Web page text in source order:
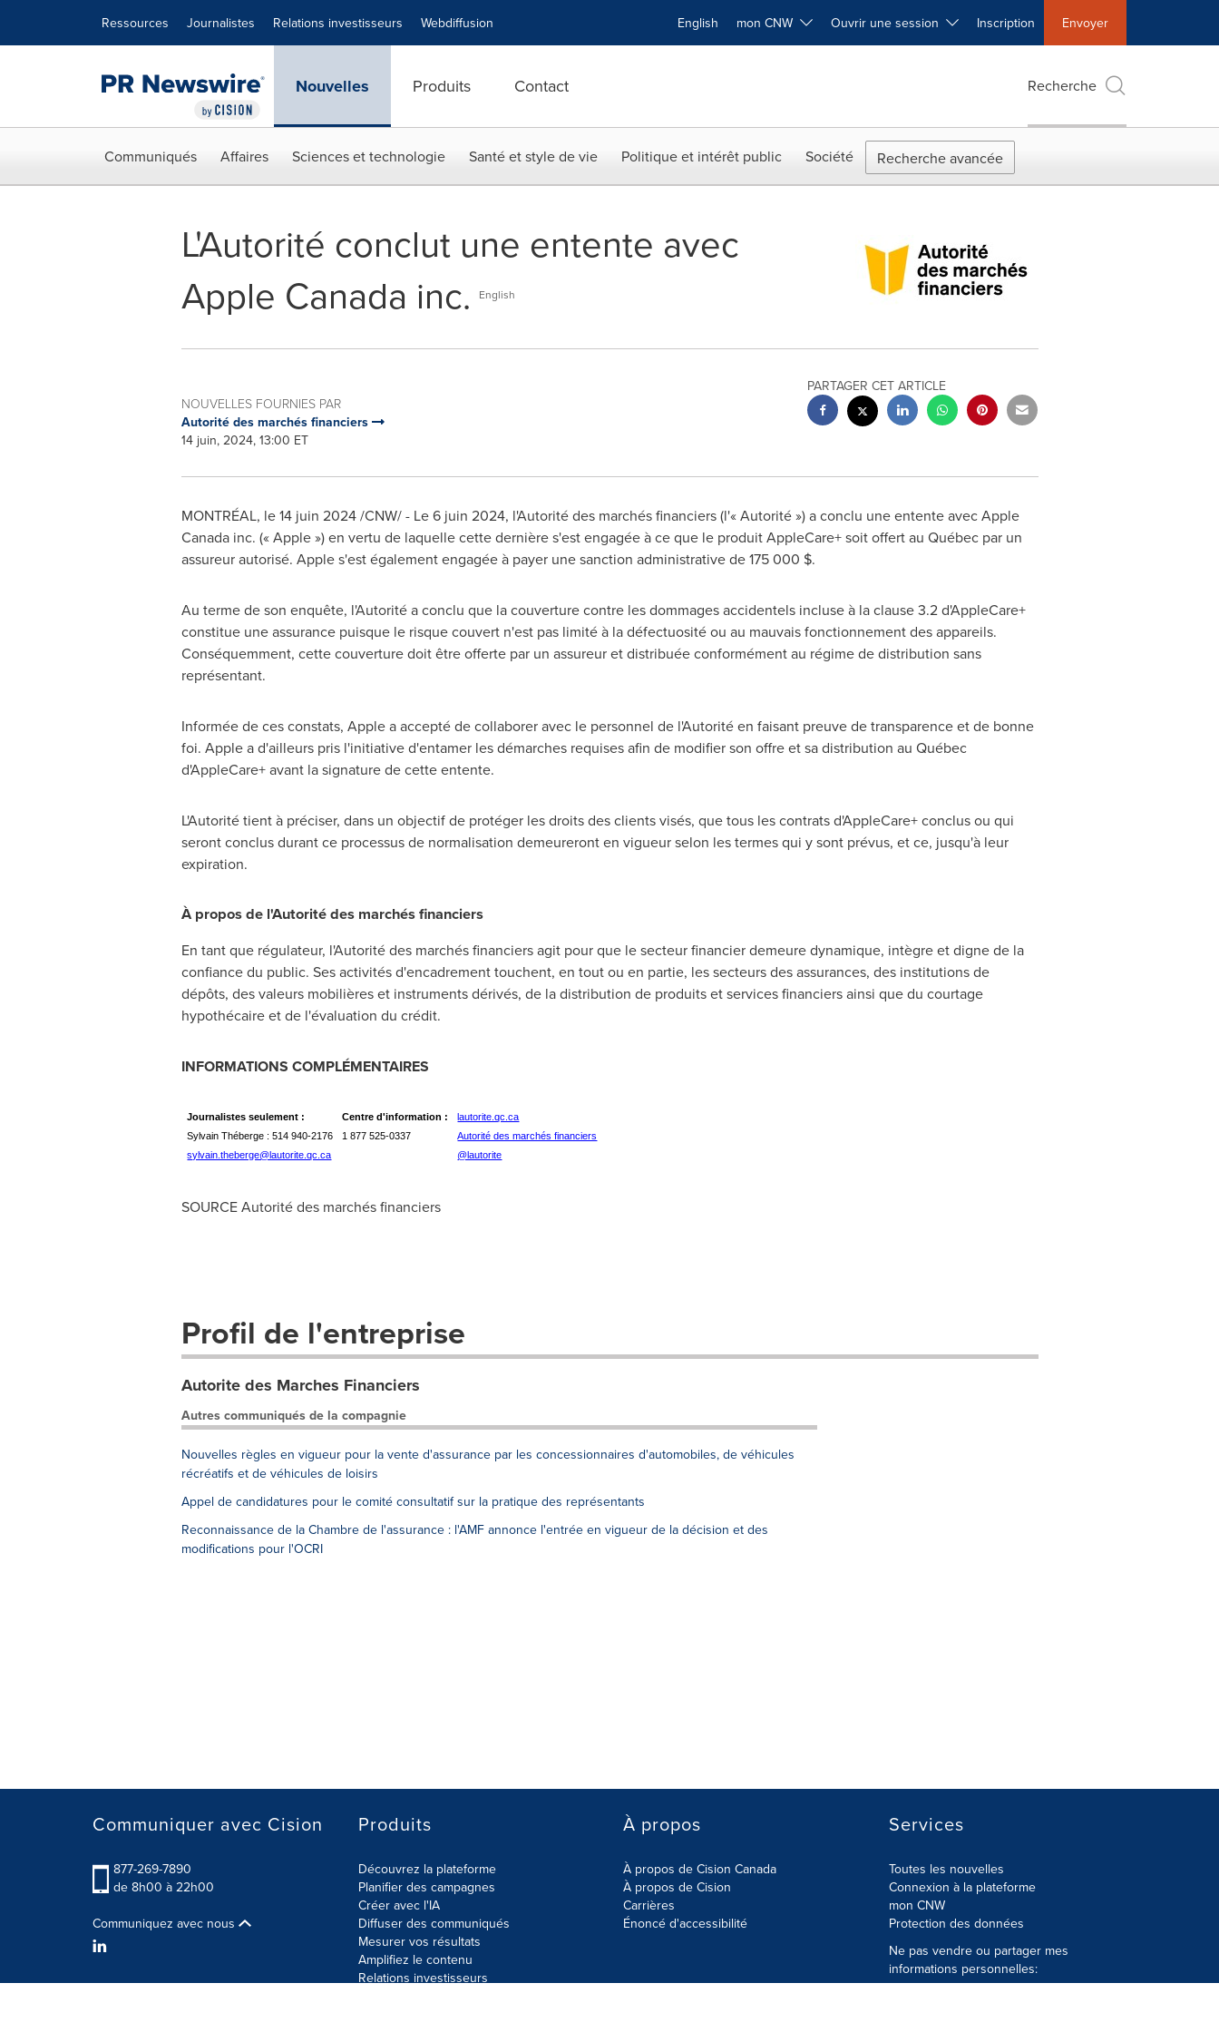
Ressources Journalistes Relations investisseurs Webdiffusion English mon CNW Ouvrir une session Inscription Envoyer
Nouvelles Produits Contact Recherche
Communiqués Affaires Sciences et technologie Santé et style de vie Politique et intérêt public Société Recherche avancée
L'Autorité conclut une entente avec
Apple Canada inc.
English
NOUVELLES FOURNIES PAR
Autorité des marchés financiers
14 juin, 2024, 13:00 ET
PARTAGER CET ARTICLE
MONTRÉAL, le 14 juin 2024/CNW/ - Le 6 juin 2024, l'Autorité des marchés financiers (l'« Autorité ») a conclu une entente avec Apple
Canada inc. (« Apple ») en vertu de laquelle cette dernière s'est engagée à ce que le produit AppleCare+ soit offert au Québec par un
assureur autorisé. Apple s'est également engagée à payer une sanction administrative de 175 000 $.
Au terme de son enquête, l'Autorité a conclu que la couverture contre les dommages accidentels incluse à la clause 3.2 d'AppleCare+
constitue une assurance puisque le risque couvert n'est pas limité à la défectuosité ou au mauvais fonctionnement des appareils.
Conséquemment, cette couverture doit être offerte par un assureur et distribuée conformément au régime de distribution sans
représentant.
Informée de ces constats, Apple a accepté de collaborer avec le personnel de l'Autorité en faisant preuve de transparence et de bonne
foi. Apple a d'ailleurs pris l'initiative d'entamer les démarches requises afin de modifier son offre et sa distribution au Québec
d'AppleCare+ avant la signature de cette entente.
L'Autorité tient à préciser, dans un objectif de protéger les droits des clients visés, que tous les contrats d'AppleCare+ conclus ou qui
seront conclus durant ce processus de normalisation demeureront en vigueur selon les termes qui y sont prévus, et ce, jusqu'à leur
expiration.
À propos de l'Autorité des marchés financiers
En tant que régulateur, l'Autorité des marchés financiers agit pour que le secteur financier demeure dynamique, intègre et digne de la
confiance du public. Ses activités d'encadrement touchent, en tout ou en partie, les secteurs des assurances, des institutions de
dépôts, des valeurs mobilières et instruments dérivés, de la distribution de produits et services financiers ainsi que du courtage
hypothécaire et de l'évaluation du crédit.
INFORMATIONS COMPLÉMENTAIRES
Journalistes seulement : Centre d'information :
lautorite.qc.ca
Sylvain Théberge : 514 940-2176
1 877 525-0337
Autorité des marchés financiers
sylvain.theberge@lautorite.qc.ca
@lautorite
SOURCE Autorité des marchés financiers
Profil de l'entreprise
Autorite des Marches Financiers
Autres communiqués de la compagnie
Nouvelles règles en vigueur pour la vente d'assurance par les concessionnaires d'automobiles, de véhicules
récréatifs et de véhicules de loisirs
Appel de candidatures pour le comité consultatif sur la pratique des représentants
Reconnaissance de la Chambre de l'assurance : l'AMF annonce l'entrée en vigueur de la décision et des
modifications pour l'OCRI
Communiquer avec Cision
877-269-7890
de 8h00 à 22h00
Communiquez avec nous
Produits
Découvrez la plateforme
Planifier des campagnes
Créer avec l'IA
Diffuser des communiqués
Mesurer vos résultats
Amplifiez le contenu
Relations investisseurs
À propos
À propos de Cision Canada
À propos de Cision
Carrières
Énoncé d'accessibilité
Services
Toutes les nouvelles
Connexion à la plateforme
mon CNW
Protection des données
Ne pas vendre ou partager mes
informations personnelles: